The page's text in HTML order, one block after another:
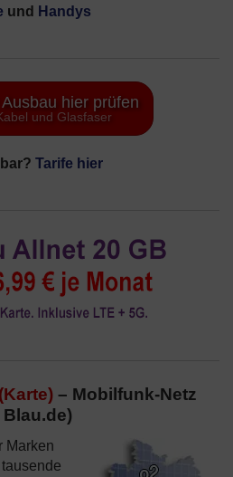
und Handys
hier prüfen
und Glasfaser
Tarife hier
– Mobilfunk-Netz
Marken